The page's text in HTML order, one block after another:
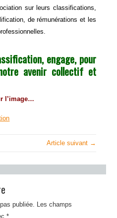
sur leurs classifications,
de rémunérations et les
engage, pour
avenir collectif et
l’image…
Article suivant →
publiée. Les champs
*